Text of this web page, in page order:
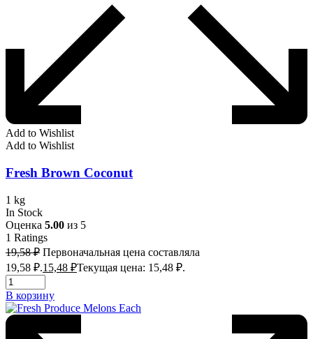
Add to Wishlist
Add to Wishlist
Fresh Brown Coconut
1 kg
In Stock
Оценка 5.00 из 5
1 Ratings
19,58₽ Первоначальная цена составляла
19,58 ₽.15,48 ₽Текущая цена: 15,48 ₽.
В корзину